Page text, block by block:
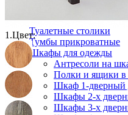
Тахта
Туалетные столики
Тумбы прикроватные
Шкафы для одежды
Антресоли на
Полки и ящики
Шкаф 1-дверный
Шкафы 2-х
Шкафы 3-х
1.Цвет: